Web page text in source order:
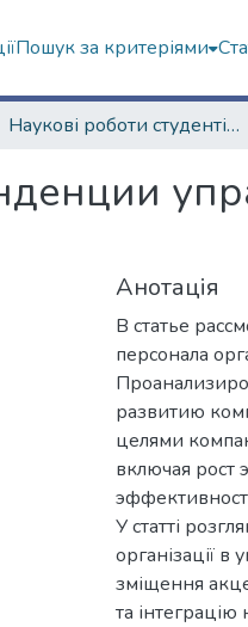
Пошук за критеріями
Наукові роботи студентів та аспірантів. Економічний факультет
Анотація
В статье
персонала
развитию
целями
включая рост
У статті
організації
зміщення
та